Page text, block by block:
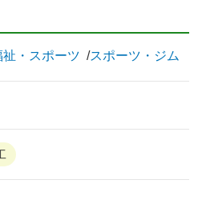
祉・スポーツ スポーツ・ジム